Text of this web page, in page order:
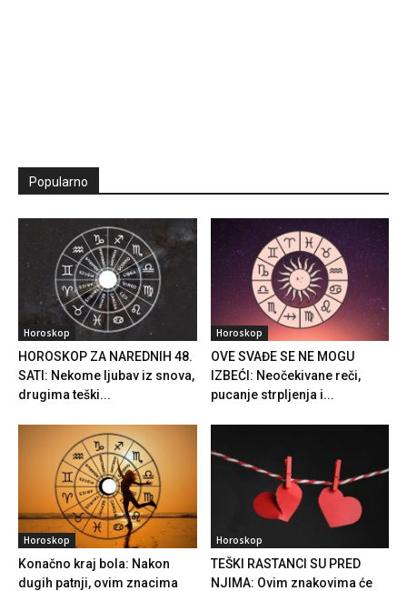
Popularno
Horoskop
HOROSKOP ZA NAREDNIH 48.
SATI: Nekome ljubav iz snova,
drugima teški...
Horoskop
OVE SVAĐE SE NE MOGU
IZBEĆI: Neočekivane reči,
pucanje strpljenja i...
Horoskop
Konačno kraj bola: Nakon
dugih patnji, ovim znacima
Horoskop
TEŠKI RASTANCI SU PRED
NJIMA: Ovim znakovima će